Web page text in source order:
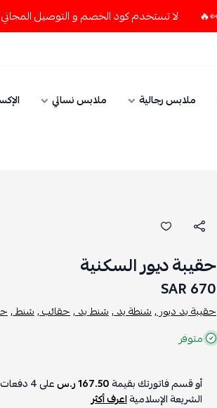
لا تستخدم كود الخصم و التوصيل المجاني " N7 " إلا إذا طلبت قطعتين أو أكثر 👀🔥
ملابس رجالية ملابس نسائي
حقيبة ديور السكنية
670 SAR
حقيبة يد ديور ,شنطة يد ,شنط يد ,حقائب ,شنط ,
متوفر
أو قسم فاتورتك بقيمة167.50 ر.س على4
الشريعة الإسلاميةاعرف أكثر